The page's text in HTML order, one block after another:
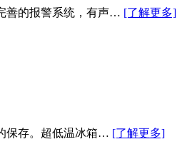
善的报警系统，有声… [了解更多]
保存。超低温冰箱… [了解更多]